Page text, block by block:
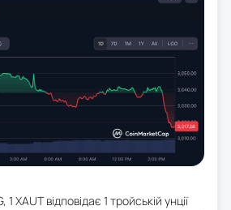
1 XAUT відповідає 1 тройській унції